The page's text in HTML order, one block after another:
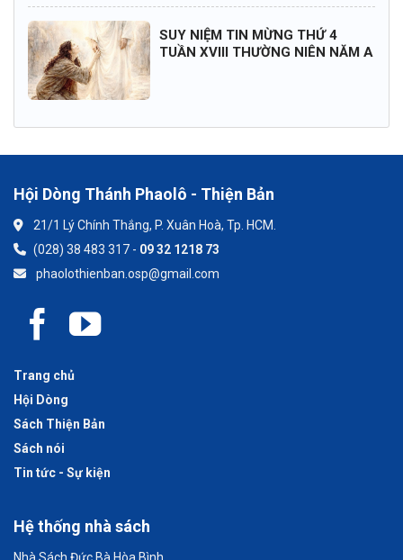
SUY NIỆM TIN MỪNG THỨ 4
TUẦN XVIII THƯỜNG NIÊN NĂM A
Hội Dòng Thánh Phaolô - Thiện Bản
21/1 Lý Chính Thắng, P. Xuân Hoà, Tp. HCM.
(028) 38 483 317 - 09 32 1218 73
phaolothienban.osp@gmail.com
Trang chủ
Hội Dòng
Sách Thiện Bản
Sách nói
Tin tức - Sự kiện
Hệ thống nhà sách
Nhà Sách Đức Bà Hòa Bình